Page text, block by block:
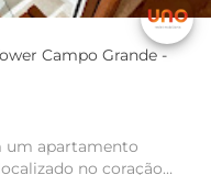
Campo Grande -
um apartamento
no coração